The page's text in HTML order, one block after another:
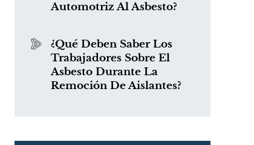
Automotriz Al Asbesto?
¿Qué Deben Saber Los
Trabajadores Sobre El
Asbesto Durante La
Remoción De Aislantes?